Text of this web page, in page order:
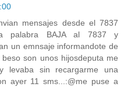
mensajes desde el 7837
palabra BAJA al 7837 y
un emnsaje informandote de
son unos hijosdeputa me
levaba sin recargarme una
ayer 11 sms...:@me puse a